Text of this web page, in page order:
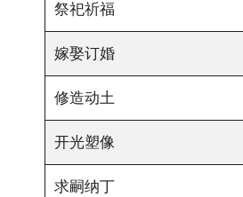
祭祀祈福
嫁娶订婚
修造动土
开光塑像
求嗣纳丁